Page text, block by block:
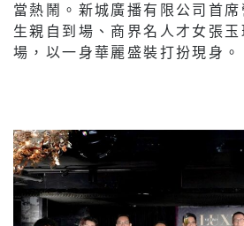
當熱鬧。新城廣播有限公司首
生親自到場、商界名人才女張
場，以一身華麗盛裝打扮現身。